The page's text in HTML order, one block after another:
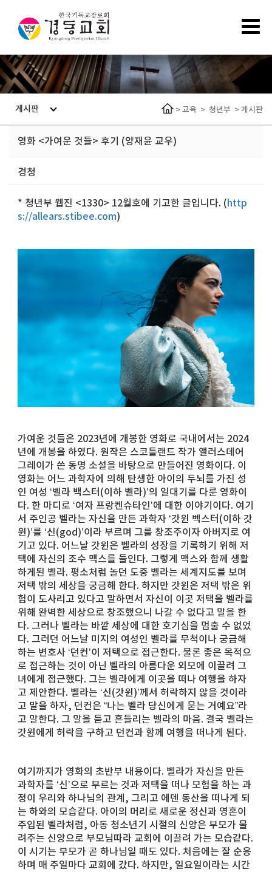
게시판 >교육 > 청년부 >게시판
영화 <가여운 것들> 후기 (양재윤 교우)
경청
* 청년부 웹진 <1330> 12월호에 기고한 글입니다. ( http
s://allears.stibee.com)
가여운 것들은 2023년에 개봉한 영화로 국내에서는 2024
년에 개봉을 하였다. 원작은 스코틀랜드 작가 앨러스데어
그레이가 쓴 동명 소설을 바탕으로 만들어진 영화이다. 이
영화는 어느 과학자에 의해 탄생한 아이의 두뇌를 가진 성
인 여성 ‘벨라 백스터(이하 벨라)’의 일대기를 다룬 영화이
다. 한 마디로 ‘여자 프랑켄슈타인’에 대한 이야기이다. 여기
서 주인공 벨라는 자신을 만든 과학자 ‘갓윈 벡스터(이하 갓
윈)’를 ‘신(god)’이라 부르며 그를 창조주이자 아버지로 여
기고 있다. 어느날 갓윈은 벨라의 성장을 기록하기 위해 저
택에 자신의 조수 맥스를 들인다. 그렇게 맥스와 함께 생활
하게된 벨라. 평소처럼 놀던 도중 벨라는 세계지도를 보며
저택 밖의 세상을 궁금해 한다. 하지만 갓윈은 저택 밖은 위
험이 도사리고 있다고 말하면서 자신이 이곳 저택을 벨라를
위해 완벽한 세상으로 창조했으니 나갈 수 없다고 말을 한
다. 그러나 벨라는 바깥 세상에 대한 호기심을 멈출 수 없었
다. 그러던 어느날 미지의 여성인 벨라를 무척이나 궁금해
하는 변호사 ‘던컨’이 저택으로 접근한다. 물론 좋은 목적으
로 접근하는 것이 아닌 벨라의 아름다운 외모에 이끌려 그
녀에게 접근했다. 그는 벨라에게 이곳을 떠나 여행을 하자
고 제안한다. 벨라는 ‘신(갓윈)’께서 허락하지 않을 것이라
고 말을 하자, 던컨은 “나는 벨라 당신에게 묻는 거예요”라
고 말한다. 그 말을 듣고 흔들리는 벨라의 마음. 결국 벨라는
갓윈에게 허락을 구하고 던컨과 함께 여행을 떠나게 된다.
여기까지가 영화의 초반부 내용이다. 벨라가 자신을 만든
과학자를 ‘신’으로 부르는 것과 저택을 떠나 모험을 하는 과
정이 우리와 하나님의 관계, 그리고 에덴 동산을 떠나게 되
는 하와의 모습같다. 아이의 머리로 새로운 정신과 영혼이
주입된 벨라처럼, 아동 청소년기 시절의 신앙은 부모가 물
려주는 신앙으로 부모님따라 교회에 이끌려 가는 모습같다.
이 시기는 부모가 곧 하나님일 때도 있다. 처음에는 잘 순응
하며 매 주일마다 교회에 갔다. 하지만, 일요일이라는 시간